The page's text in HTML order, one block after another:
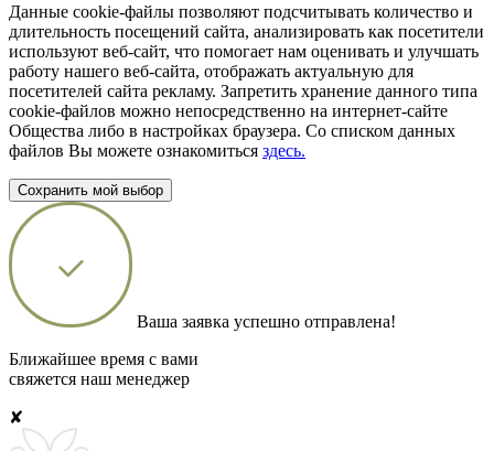
Данные cookie-файлы позволяют подсчитывать количество и
длительность посещений сайта, анализировать как посетители
используют веб-сайт, что помогает нам оценивать и улучшать
работу нашего веб-сайта, отображать актуальную для
посетителей сайта рекламу. Запретить хранение данного типа
cookie-файлов можно непосредственно на интернет-сайте
Общества либо в настройках браузера. Со списком данных
файлов Вы можете ознакомиться здесь.
Сохранить мой выбор
Ваша заявка успешно отправлена!
Ближайшее время с вами
свяжется наш менеджер
✘